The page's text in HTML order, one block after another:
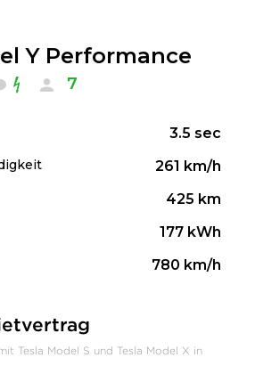
Y Performance
7
3.5 sec
261 km/h
425 km
177 kWh
780 km/h
Tesla Model S und Tesla Model X in